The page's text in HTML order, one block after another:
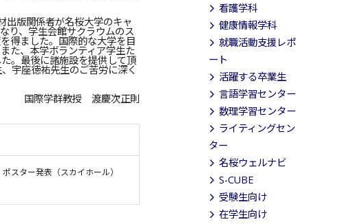
版関係者が名桜大学のキャ
り、学生会館サクラウムのス
得ました。国際的な大学を目
た、本学ボランティア学生た
。最後に諸施設を提供して頂
宇座徳祐先生のご苦労に深く
国際学群教授 渡慶次正則
ポスター発表（スカイホール）
看護学科
健康情報学科
就職活動支援レポ
ート
活躍する卒業生
言語学習センター
数理学習センター
ライティングセン
ター
名桜ウェルナビ
S-CUBE
受験生向け
在学生向け